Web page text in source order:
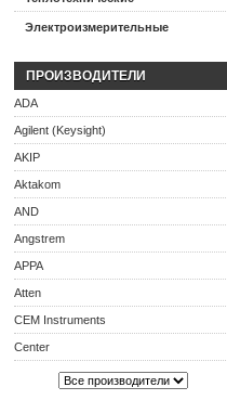
Электроизмерительные
ПРОИЗВОДИТЕЛИ
ADA
Agilent (Keysight)
AKIP
Aktakom
AND
Angstrem
APPA
Atten
CEM Instruments
Center